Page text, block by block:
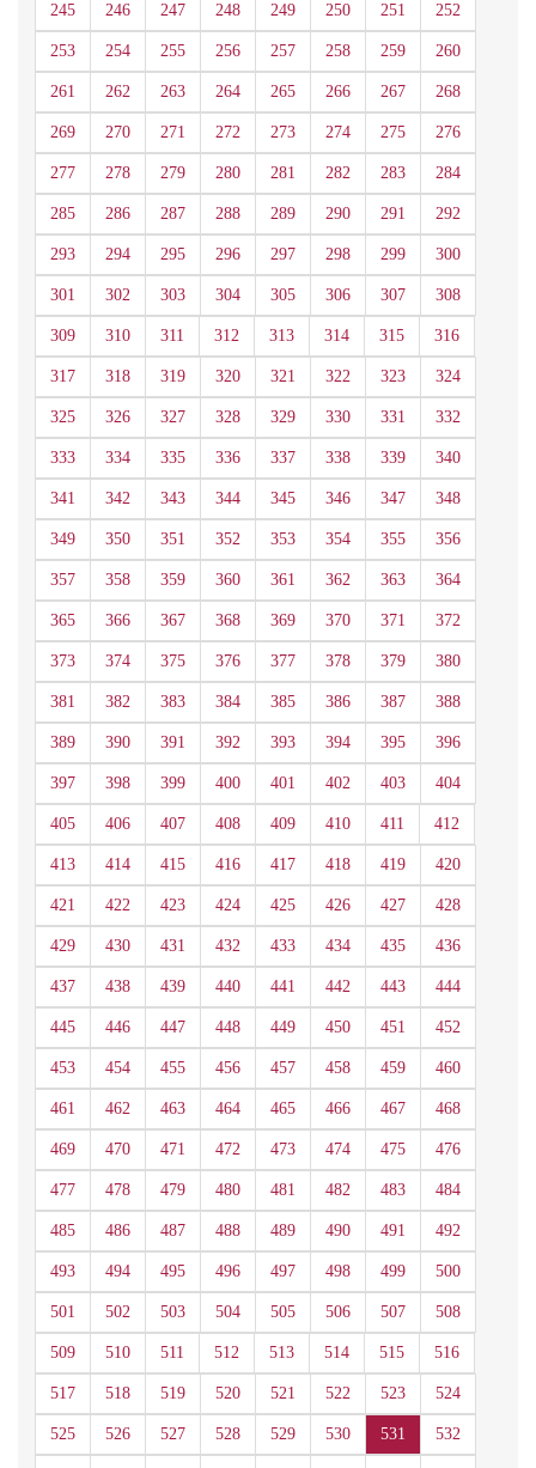
245 246 247 248 249 250 251 252
253 254 255 256 257 258 259 260
261 262 263 264 265 266 267 268
269 270 271 272 273 274 275 276
277 278 279 280 281 282 283 284
285 286 287 288 289 290 291 292
293 294 295 296 297 298 299 300
301 302 303 304 305 306 307 308
309 310 311 312 313 314 315 316
317 318 319 320 321 322 323 324
325 326 327 328 329 330 331 332
333 334 335 336 337 338 339 340
341 342 343 344 345 346 347 348
349 350 351 352 353 354 355 356
357 358 359 360 361 362 363 364
365 366 367 368 369 370 371 372
373 374 375 376 377 378 379 380
381 382 383 384 385 386 387 388
389 390 391 392 393 394 395 396
397 398 399 400 401 402 403 404
405 406 407 408 409 410 411 412
413 414 415 416 417 418 419 420
421 422 423 424 425 426 427 428
429 430 431 432 433 434 435 436
437 438 439 440 441 442 443 444
445 446 447 448 449 450 451 452
453 454 455 456 457 458 459 460
461 462 463 464 465 466 467 468
469 470 471 472 473 474 475 476
477 478 479 480 481 482 483 484
485 486 487 488 489 490 491 492
493 494 495 496 497 498 499 500
501 502 503 504 505 506 507 508
509 510 511 512 513 514 515 516
517 518 519 520 521 522 523 524
525 526 527 528 529 530 531 532